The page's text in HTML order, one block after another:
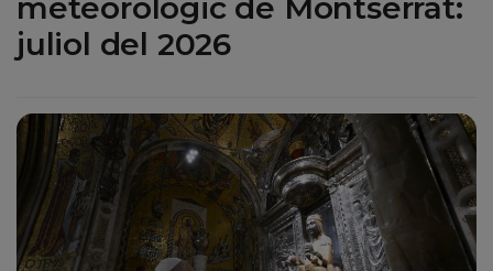
juliol del 2026